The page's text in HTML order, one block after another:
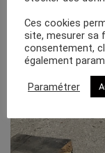
Ces cookies
site, mesurer sa
consentement,
également
Paramétrer